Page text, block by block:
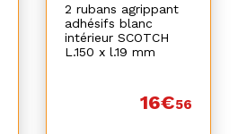
2 rubans agrippant
adhésifs blanc
intérieur SCOTCH
L.150 x l.19 mm
16€56